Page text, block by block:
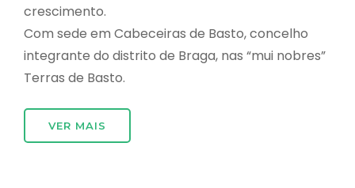
crescimento.
Com sede em Cabeceiras de Basto, concelho
integrante do distrito de Braga, nas “mui nobres”
Terras de Basto.
VER MAIS